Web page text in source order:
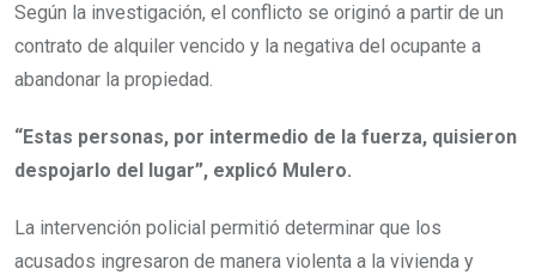
Según la investigación, el conflicto se originó a partir de un
contrato de alquiler vencido y la negativa del ocupante a
abandonar la propiedad.
“Estas personas, por intermedio de la fuerza, quisieron
despojarlo del lugar”, explicó Mulero.
La intervención policial permitió determinar que los
acusados ingresaron de manera violenta a la vivienda y